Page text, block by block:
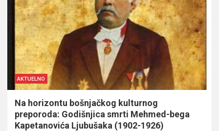
AKTUELNO
Na horizontu bošnjačkog kulturnog
preporoda: Godišnjica smrti Mehmed-bega
Kapetanovića Ljubušaka (1902-1926)